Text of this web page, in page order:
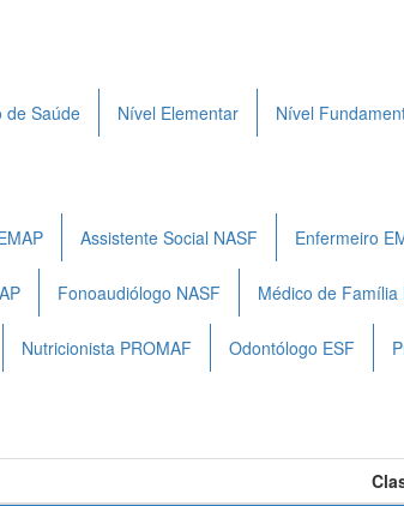
de Saúde Nível Elementar Nível
Assistente Social NASF Enfermeiro
Fonoaudiólogo NASF Médico de Família
Nutricionista PROMAF Odontólogo ESF